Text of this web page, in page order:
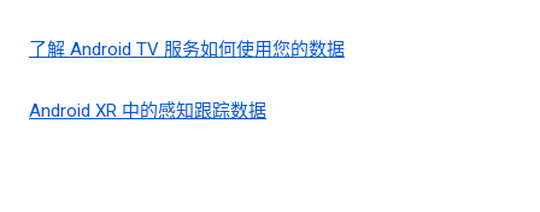
了解 Android TV 服务如何使用您的数据
Android XR 中的感知跟踪数据